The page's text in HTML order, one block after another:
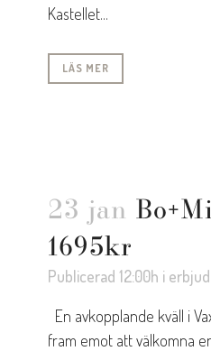
Kastellet...
LÄS MER
23 jan
1695kr
Publicerad 12:00h i
En avkopplande kväll i
fram emot att välkomna